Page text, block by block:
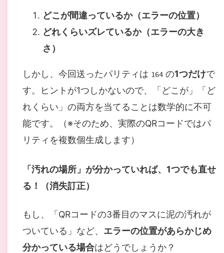
どこが間違っているか（エラーの位置）
どれくらいズレているか（エラーの大き
さ）
しかし、今回送ったパリティは 164 の1つだけで
す。ヒントが1つしかないので、「どこが」「ど
れくらい」の両方を当てることは数学的に不可
能です。（※そのため、実際のQRコードではパ
リティを複数個生成します）
「汚れの場所」が分かっていれば、1つでも直せ
る！（消失訂正）
もし、「QRコードの3番目のマスに泥の汚れが
ついている」など、 エラーの位置があらかじめ
分かっている場合はどうでしょうか？